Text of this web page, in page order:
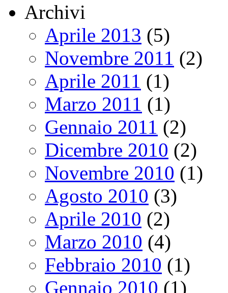
Archivi
Aprile 2013 (5)
Novembre 2011 (2)
Aprile 2011 (1)
Marzo 2011 (1)
Gennaio 2011 (2)
Dicembre 2010 (2)
Novembre 2010 (1)
Agosto 2010 (3)
Aprile 2010 (2)
Marzo 2010 (4)
Febbraio 2010 (1)
Gennaio 2010 (1)